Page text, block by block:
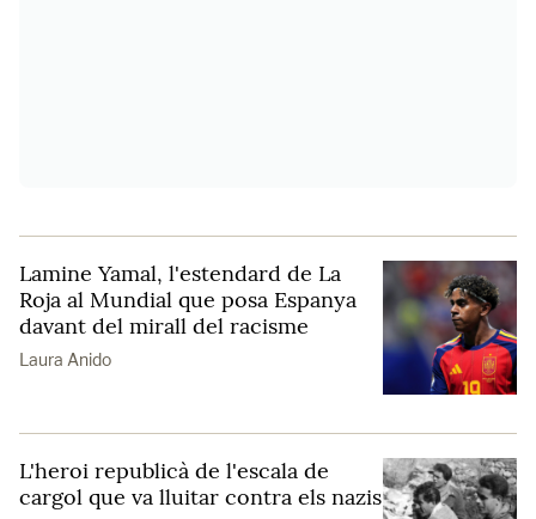
Lamine Yamal, l'estendard de La
Roja al Mundial que posa Espanya
davant del mirall del racisme
Laura Anido
L'heroi republicà de l'escala de
cargol que va lluitar contra els nazis